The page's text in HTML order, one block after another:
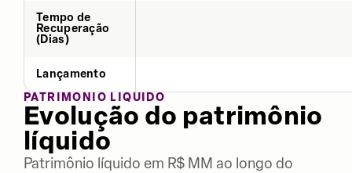
Tempo de
Recuperação
(Dias)
Lançamento
PATRIMÔNIO LÍQUIDO
Evolução do patrimônio
líquido
Patrimônio líquido em R$ MM ao longo do